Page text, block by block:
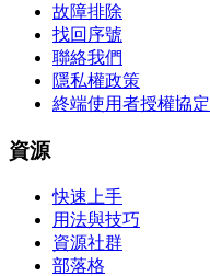
故障排除
找回序號
聯絡我們
隱私權政策
終端使用者授權協定
資源
快速上手
用法與技巧
資源社群
部落格